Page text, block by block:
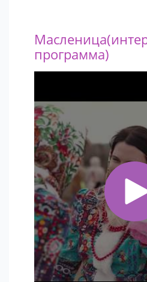
программа)